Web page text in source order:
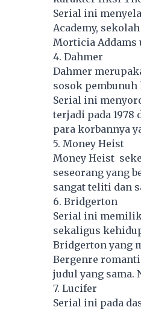
Serial ini
Academy,
Morticia
4. Dahmer
Dahmer
sosok pembunuh
Serial ini
terjadi pada 1978
para korbannya
5. Money Heist
Money Heist
seseorang yang
sangat teliti dan
6. Bridgerton
Serial ini
sekaligus
Bridgerton yang
Bergenre
judul yang sama.
7. Lucifer
Serial ini pada